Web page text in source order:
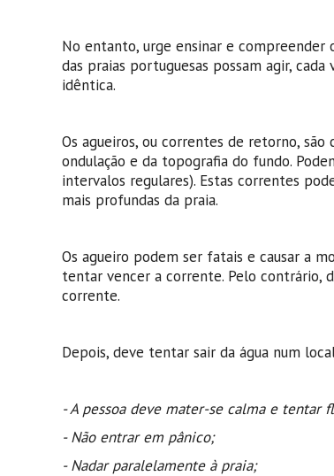
No entanto, urge ensinar e
das praias portuguesas possam agir,
idêntica.
Os agueiros, ou correntes de retorno,
ondulação e da topografia do fundo.
intervalos regulares). Estas correntes
mais profundas da praia.
Os agueiro podem ser fatais e causar a
tentar vencer a corrente. Pelo contrário,
corrente.
Depois, deve tentar sair da água num
- A pessoa deve mater-se calma e tentar
- Não entrar em pânico;
- Nadar paralelamente à praia;